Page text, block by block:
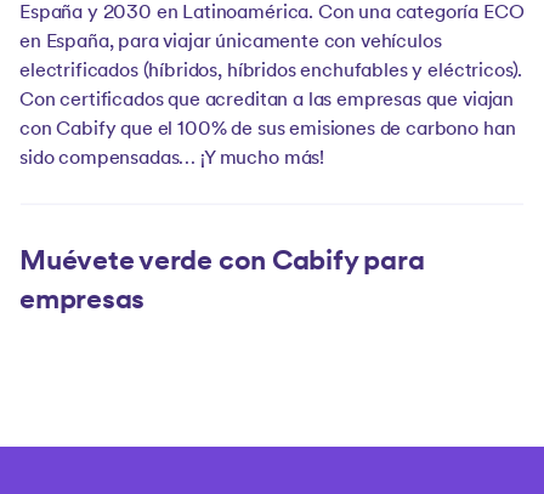
España y 2030 en Latinoamérica. Con una categoría ECO
en España, para viajar únicamente con vehículos
electrificados (híbridos, híbridos enchufables y eléctricos).
Con certificados que acreditan a las empresas que viajan
con Cabify que el 100% de sus emisiones de carbono han
sido compensadas… ¡Y mucho más!
Muévete verde con Cabify para
empresas